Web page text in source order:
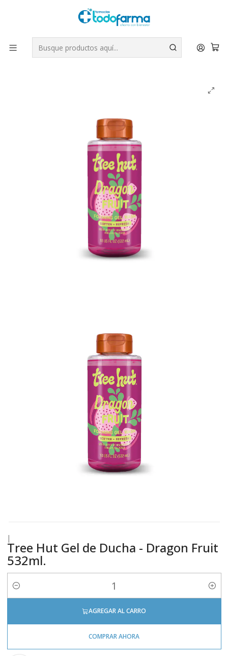
Tus compras tienen envío GRATIS por Rappi - Atención exclusiva
para Chile | WhatsApp +56
Leer más
Inicio Belleza Tree Hut Gel de Ducha - Dragon Fruit 532ml.
|
Tree Hut Gel de Ducha - Dragon Fruit
532ml.
Cantidad
AGREGAR AL CARRO
COMPRAR AHORA